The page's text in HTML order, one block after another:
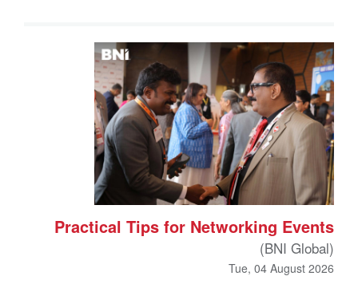
Practical Tips for Networking Events
(BNI Global)
Tue, 04 August 2026